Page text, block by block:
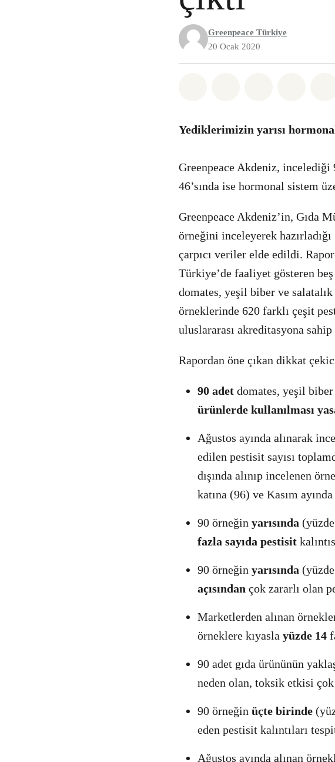
Greenpeace Türkiye
20 Ocak 2020
Yediklerimizin yarısı
Greenpeace Akdeniz, incelediği
46’sında ise hormonal sistem
Greenpeace Akdeniz’in, Gıda
örneğini inceleyerek hazırladığı
çarpıcı veriler elde edildi.
Türkiye’de faaliyet gösteren
domates, yeşil biber ve
örneklerinde 620 farklı çeşit
uluslararası akreditasyona
Rapordan öne çıkan dikkat
90 adet domates, yeşil
ürünlerde kullanılması
Ağustos ayında alınarak
edilen pestisit sayısı
dışında alınıp incelenen
katına (96) ve Kasım
90 örneğin yarısında
fazla sayıda pestisit
90 örneğin yarısında
açısından çok zararlı olan
Marketlerden alınan
örneklere kıyasla yüzde 14
90 adet gıda ürününün
neden olan, toksik etkisi
90 örneğin üçte birinde
eden pestisit kalıntıları
Ağustos ayında alınan